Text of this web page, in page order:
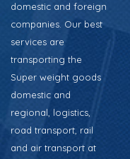
domestic and foreign
companies. Our best
services are
transporting the
Super weight goods
domestic and
regional, logistics,
road transport, rail
and air transport at